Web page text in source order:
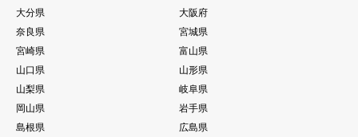
大分県
大阪府
奈良県
宮城県
宮崎県
富山県
山口県
山形県
山梨県
岐阜県
岡山県
岩手県
島根県
広島県